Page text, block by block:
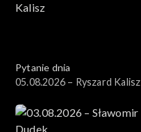
Pytanie dnia
05.08.2026 – Ryszard Kalisz